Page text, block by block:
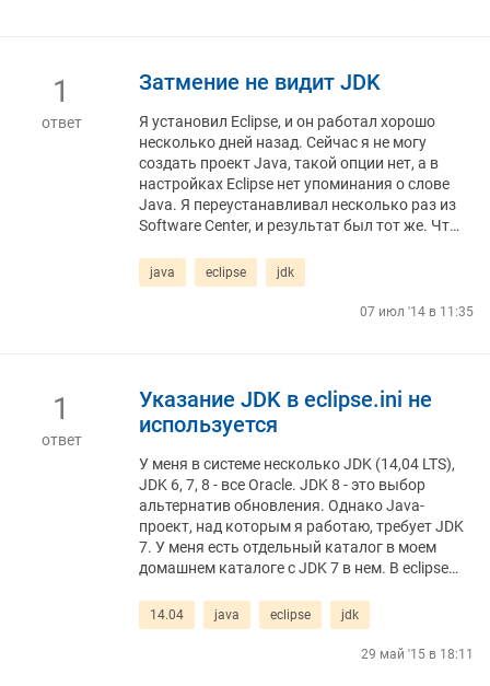
1
ответ
Затмение не видит JDK
Я установил Eclipse, и он работал хорошо
несколько дней назад. Сейчас я не могу
создать проект Java, такой опции нет, а в
настройках Eclipse нет упоминания о слове
Java. Я переустанавливал несколько раз из
Software Center, и результат был тот же. Чт…
java eclipse jdk
07 июл '14 в 11:35
1
ответ
Указание JDK в eclipse.ini не
используется
У меня в системе несколько JDK (14,04 LTS),
JDK 6, 7, 8 - все Oracle. JDK 8 - это выбор
альтернатив обновления. Однако Java-
проект, над которым я работаю, требует JDK
7. У меня есть отдельный каталог в моем
домашнем каталоге с JDK 7 в нем. В eclipse…
14.04 java eclipse jdk
29 май '15 в 18:11